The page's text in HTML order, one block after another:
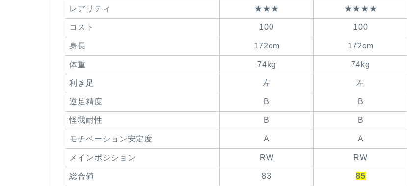
レアリティ ★★★ ★★★★
コスト 100 100
身長 172cm 172cm
体重 74kg 74kg
利き足 左 左
逆足精度 B B
怪我耐性 B B
モチベーション安定度 A A
メインポジション RW RW
総合値 83 85